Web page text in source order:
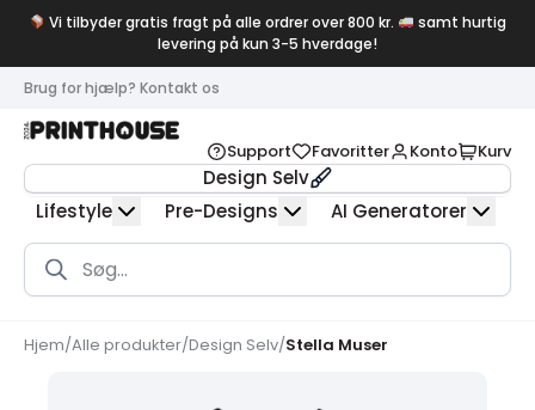
Vi tilbyder gratis fragt på alle ordrer over 800 kr.
samt hurtig
levering på kun 3-5 hverdage!
Brug for hjælp? Kontakt os
Support Favoritter Konto Kurv
Design Selv
Lifestyle
Pre-Designs AI Generatorer
Products
search
Hjem/Alle produkter/Design Selv/Stella Muser